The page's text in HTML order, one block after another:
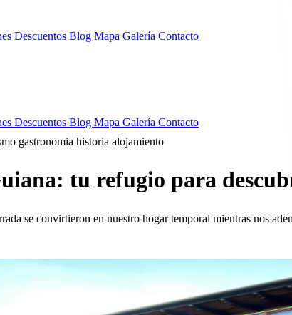
Descuentos Blog Mapa Galería Contacto
Descuentos Blog Mapa Galería Contacto
gastronomia historia alojamiento
tu refugio para
se convirtieron en nuestro hogar temporal mientras nos